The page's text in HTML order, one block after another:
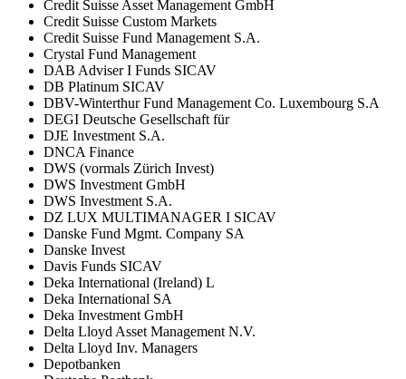
Credit Suisse Asset Management GmbH
Credit Suisse Custom Markets
Credit Suisse Fund Management S.A.
Crystal Fund Management
DAB Adviser I Funds SICAV
DB Platinum SICAV
DBV-Winterthur Fund Management Co. Luxembourg S.A
DEGI Deutsche Gesellschaft für
DJE Investment S.A.
DNCA Finance
DWS (vormals Zürich Invest)
DWS Investment GmbH
DWS Investment S.A.
DZ LUX MULTIMANAGER I SICAV
Danske Fund Mgmt. Company SA
Danske Invest
Davis Funds SICAV
Deka International (Ireland) L
Deka International SA
Deka Investment GmbH
Delta Lloyd Asset Management N.V.
Delta Lloyd Inv. Managers
Depotbanken